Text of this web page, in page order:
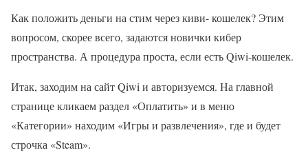
Как положить деньги на стим через киви- кошелек? Этим
вопросом, скорее всего, задаются новички кибер
пространства. А процедура проста, если есть Qiwi-кошелек.
Итак, заходим на сайт Qiwi и авторизуемся. На главной
странице кликаем раздел «Оплатить» и в меню
«Категории» находим «Игры и развлечения», где и будет
строчка «Steam».